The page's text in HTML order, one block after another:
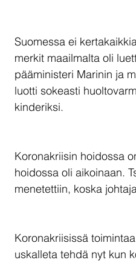
Suomessa ei
merkit maailmalta oli
pääministeri Marinin ja
luotti sokeasti
kinderiksi.
Koronakriisin hoidossa
hoidossa oli aikoinaan.
menetettiin, koska
Koronakriisissä
uskalleta tehdä nyt kun